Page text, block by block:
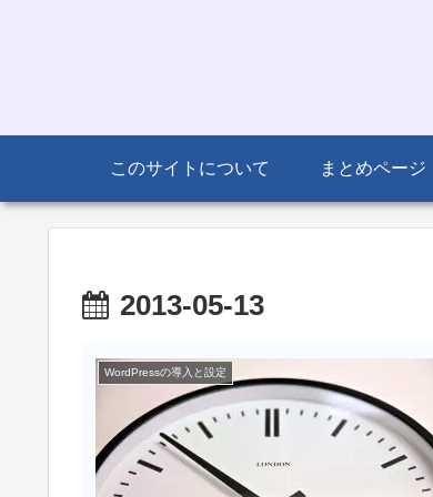
このサイトについて まとめページ
2013-05-13
WordPressの導入と設定